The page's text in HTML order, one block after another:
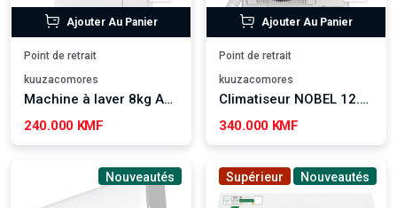
Ajouter Au Panier
Point de retrait
kuuzacomores
Machine à laver 8kg Automatique Berclays - BW08145SW
240.000 KMF
Ajouter Au Panier
Point de retrait
kuuzacomores
Climatiseur NOBEL 12.000 BTU - NSACA12T3
340.000 KMF
Nouveautés Supérieur Nouveautés